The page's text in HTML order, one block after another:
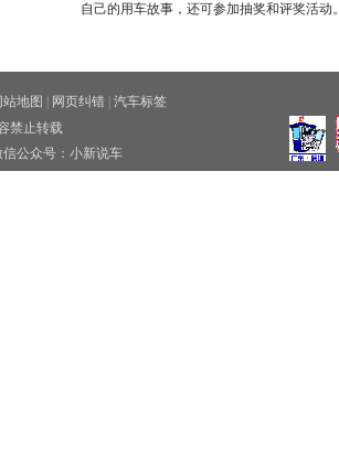
自己的用车故事，还可参加抽奖和评奖活动。
站地图 网页纠错
汽车标签
禁止转载
众号：小新说车